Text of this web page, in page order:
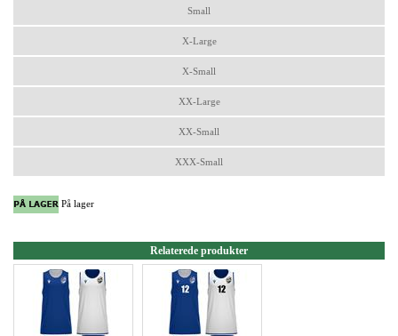
Small
X-Large
X-Small
XX-Large
XX-Small
XXX-Small
På lager
Relaterede produkter